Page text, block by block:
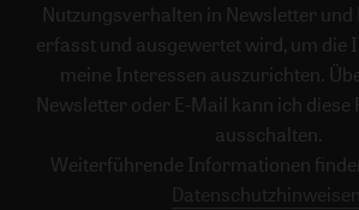
Nutzungsverhalten in Newsletter
erfasst und ausgewertet wird, um die
meine Interessen auszurichten.
Newsletter oder E-Mail kann ich diese
ausschalten.
Weiterführende Informationen
Datenschutzhinweisen